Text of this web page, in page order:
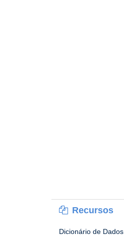
Recursos
Dicionário de Dados